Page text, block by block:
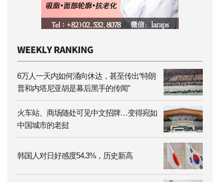
6万人一天内如何涌向休达，甚至传出“特朗
普和内塔尼亚胡是幕后黑手的传闻”
火车站、商场随处可见中文招牌…变得宛如
中国城市的老挝
韩国人对日好感度54.3%，历史新高